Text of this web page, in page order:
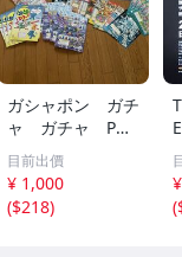
ガシャポン ガチ
ャ ガチャ POP
ポップ 台紙
非売品 まとめ
て アンパンマ
ン ポケモン ガ
目前出價
¥ 1,000
($218)
(